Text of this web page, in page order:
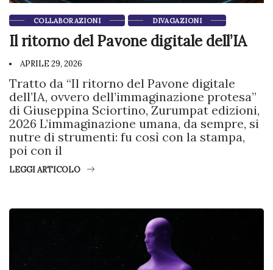
COLLABORAZIONI DIVAGAZIONI
Il ritorno del Pavone digitale dell’IA
APRILE 29, 2026
Tratto da “Il ritorno del Pavone digitale
dell’IA, ovvero dell’immaginazione protesa”
di Giuseppina Sciortino, Zurumpat edizioni,
2026 L’immaginazione umana, da sempre, si
nutre di strumenti: fu così con la stampa,
poi con il
LEGGI ARTICOLO